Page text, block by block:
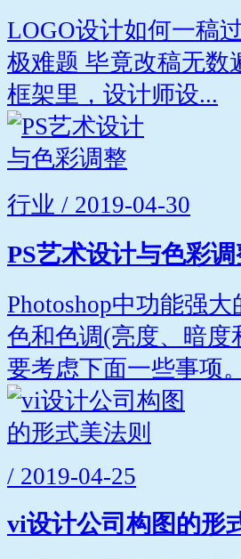
LOGO设计如何一稿
极难题 毕竟改稿无数
框架里，设计师设...
行业 / 2019-04-30
PS艺术设计与色彩
Photoshop中功能强
色和色调(亮度、暗
要考虑下面一些事项
/ 2019-04-25
vi设计公司构图的形